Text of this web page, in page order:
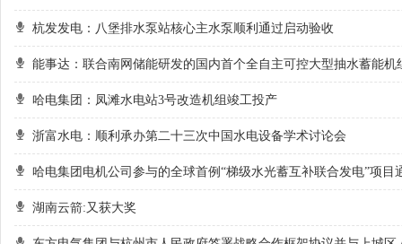
杭发发电：八堡排水泵站核心主水泵顺利通过启动验收
能事达：联合南网储能研发的国内首个全自主可控大型抽水蓄能机
哈电集团：凤滩水电站3号改造机组竣工投产
浙富水电：顺利承办第二十三次中国水电设备学术讨论会
哈电集团电机公司参与的全球首例“梯级水光蓄互补联合发电”项目
湖南云箭:又获大奖